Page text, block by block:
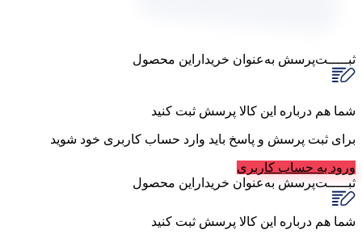
ثبـــــت‌پرسش به‌عنوان ‌خریدار‌این‌ محصول
شما هم درباره این کالا پرسش ثبت کنید
برای ثبت پرسش و پاسخ باید وارد حساب کاربری خود شوید
ورود به حساب کاربری
ثبـــــت‌پرسش به‌عنوان ‌خریدار‌این‌ محصول
شما هم درباره این کالا پرسش ثبت کنید